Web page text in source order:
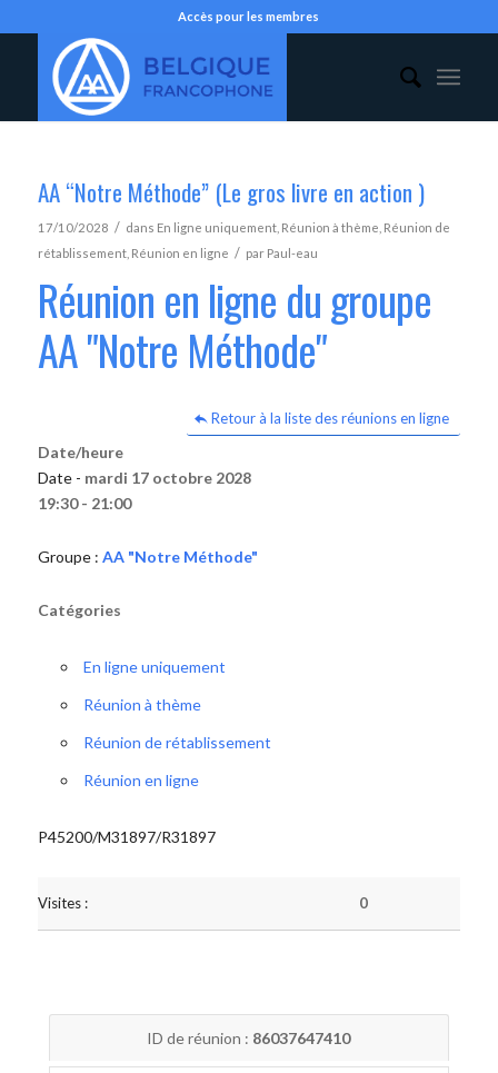
Accès pour les membres
AA “Notre Méthode” (Le gros livre en action )
17/10/2028 / dans En ligne uniquement, Réunion à thème Réunion de
rétablissement, Réunion en ligne / par Paul-eau
Réunion en ligne du groupe
AA "Notre Méthode"
Retour à la liste des réunions en ligne
Date/heure
Date - mardi 17 octobre 2028
19:30 - 21:00
Groupe : AA "Notre Méthode"
Catégories
En ligne uniquement
Réunion à thème
Réunion de rétablissement
Réunion en ligne
P45200/M31897/R31897
Visites : 0
ID de réunion : 86037647410